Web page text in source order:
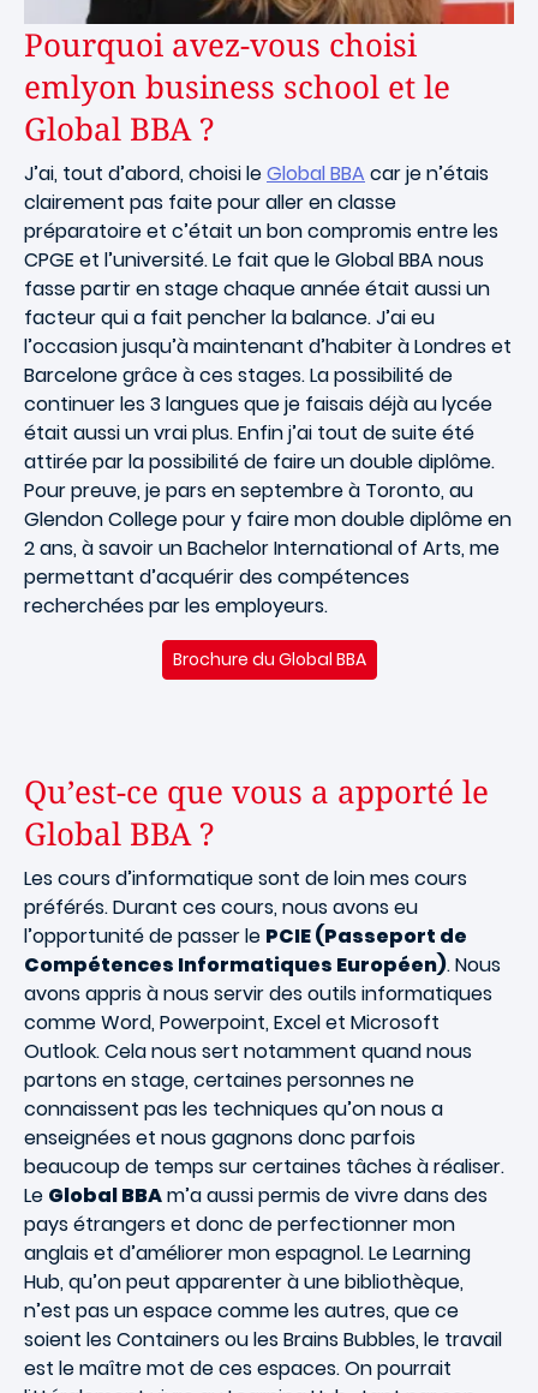
Pourquoi avez-vous choisi
emlyon business school et le
Global BBA ?
J’ai, tout d’abord, choisi leGlobal BBA car je n’étais
clairement pas faite pour aller en classe
préparatoire et c’était un bon compromis entre les
CPGE et l’université. Le fait que le Global BBA nous
fasse partir en stage chaque année était aussi un
facteur qui a fait pencher la balance. J’ai eu
l’occasion jusqu’à maintenant d’habiter à Londres et
Barcelone grâce à ces stages. La possibilité de
continuer les 3 langues que je faisais déjà au lycée
était aussi un vrai plus. Enfin j’ai tout de suite été
attirée par la possibilité de faire un double diplôme.
Pour preuve, je pars en septembre à Toronto, au
Glendon College pour y faire mon double diplôme en
2 ans, à savoir un Bachelor International of Arts, me
permettant d’acquérir des compétences
recherchées par les employeurs.
Brochure du Global BBA
Qu’est-ce que vous a apporté le
Global BBA ?
Les cours d’informatique sont de loin mes cours
préférés. Durant ces cours, nous avons eu
l’opportunité de passer le PCIE (Passeport de
Compétences Informatiques Européen). Nous
avons appris à nous servir des outils informatiques
comme Word, Powerpoint, Excel et Microsoft
Outlook. Cela nous sert notamment quand nous
partons en stage, certaines personnes ne
connaissent pas les techniques qu’on nous a
enseignées et nous gagnons donc parfois
beaucoup de temps sur certaines tâches à réaliser.
Le Global BBAm’a aussi permis de vivre dans des
pays étrangers et donc de perfectionner mon
anglais et d’améliorer mon espagnol. Le Learning
Hub, qu’on peut apparenter à une bibliothèque,
n’est pas un espace comme les autres, que ce
soient les Containers ou les Brains Bubbles, le travail
est le maître mot de ces espaces. On pourrait